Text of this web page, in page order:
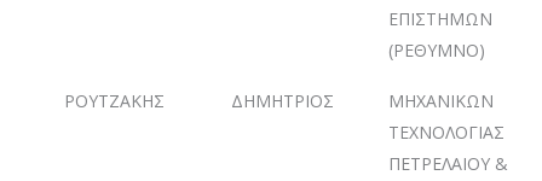
ΕΠΙΣΤΗΜΩΝ
(ΡΕΘΥΜΝΟ)
ΡΟΥΤΖΑΚΗΣ ΔΗΜΗΤΡΙΟΣ
ΜΗΧΑΝΙΚΩΝ
ΤΕΧΝΟΛΟΓΙΑΣ
ΠΕΤΡΕΛΑΙΟΥ &